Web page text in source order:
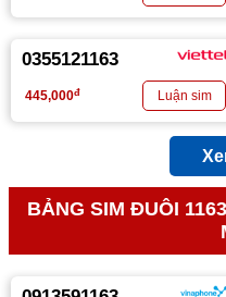
0355121163
445,000đ
BẢNG SIM ĐUÔI